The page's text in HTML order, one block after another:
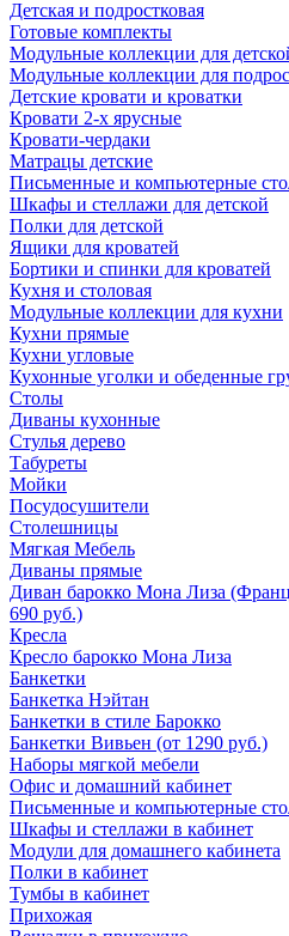
Детская и подростковая
Готовые комплекты
Модульные коллекции для
Модульные коллекции для
Детские кровати и кроватки
Кровати 2-х ярусные
Кровати-чердаки
Матрацы детские
Письменные и компьютерные
Шкафы и стеллажи для детской
Полки для детской
Ящики для кроватей
Бортики и спинки для кроватей
Кухня и столовая
Модульные коллекции для кухни
Кухни прямые
Кухни угловые
Кухонные уголки и обеденные
Столы
Диваны кухонные
Стулья дерево
Табуреты
Мойки
Посудосушители
Столешницы
Мягкая Мебель
Диваны прямые
Диван барокко Мона Лиза
690 руб.)
Кресла
Кресло барокко Мона Лиза
Банкетки
Банкетка Нэйтан
Банкетки в стиле Барокко
Банкетки Вивьен (от 1290 руб.)
Наборы мягкой мебели
Офис и домашний кабинет
Письменные и компьютерные
Шкафы и стеллажи в кабинет
Модули для домашнего кабинета
Полки в кабинет
Тумбы в кабинет
Прихожая